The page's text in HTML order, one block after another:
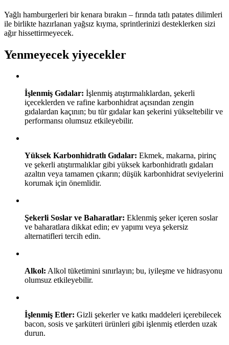
Yağlı hamburgerleri bir kenara bırakın – fırında tatlı patates dilimleri
ile birlikte hazırlanan yağsız kıyma, sprintlerinizi desteklerken sizi
ağır hissettirmeyecek.
Yenmeyecek yiyecekler
İşlenmiş Gıdalar: İşlenmiş atıştırmalıklardan, şekerli
içeceklerden ve rafine karbonhidrat açısından zengin
gıdalardan kaçının; bu tür gıdalar kan şekerini yükseltebilir ve
performansı olumsuz etkileyebilir.
Yüksek Karbonhidratlı Gıdalar: Ekmek, makarna, pirinç
ve şekerli atıştırmalıklar gibi yüksek karbonhidratlı gıdaları
azaltın veya tamamen çıkarın; düşük karbonhidrat seviyelerini
korumak için önemlidir.
Şekerli Soslar ve Baharatlar: Eklenmiş şeker içeren soslar
ve baharatlara dikkat edin; ev yapımı veya şekersiz
alternatifleri tercih edin.
Alkol: Alkol tüketimini sınırlayın; bu, iyileşme ve hidrasyonu
olumsuz etkileyebilir.
İşlenmiş Etler: Gizli şekerler ve katkı maddeleri içerebilecek
bacon, sosis ve şarküteri ürünleri gibi işlenmiş etlerden uzak
durun.